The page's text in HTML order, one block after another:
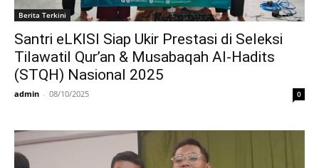
Berita Terkini
Santri eLKISI Siap Ukir Prestasi di Seleksi
Tilawatil Qur’an & Musabaqah Al-Hadits
(STQH) Nasional 2025
admin - 08/10/2025 0